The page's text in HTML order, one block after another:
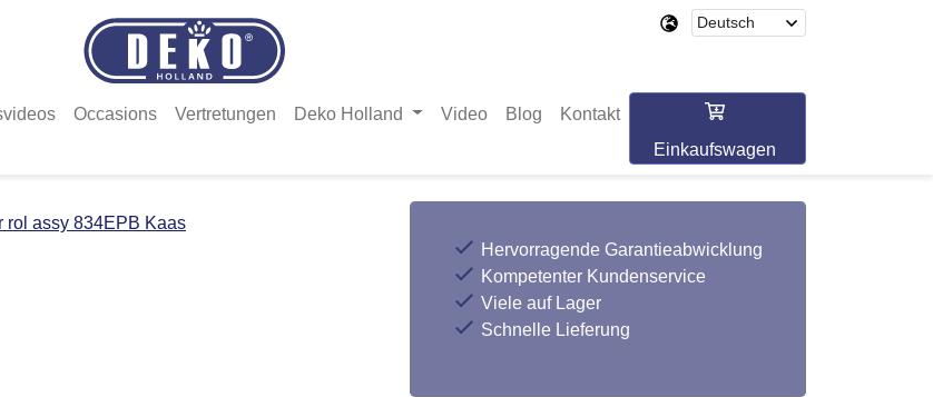
Occasions Vertretungen Deko Holland Video Blog
Kontakt
Einkaufswagen
rol assy 834EPB Kaas
Hervorragende Garantieabwicklung
Kompetenter Kundenservice
Viele auf Lager
Schnelle Lieferung